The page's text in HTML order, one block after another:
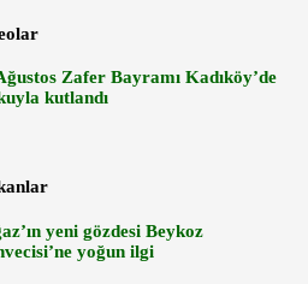
Zafer Bayramı Kadıköy’de
kutlandı
yeni gözdesi Beykoz
yoğun ilgi